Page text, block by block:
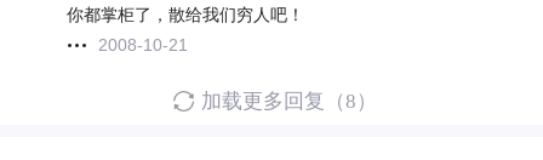
你都掌柜了，散给我们穷人吧！
2008-10-21
加载更多回复（8）